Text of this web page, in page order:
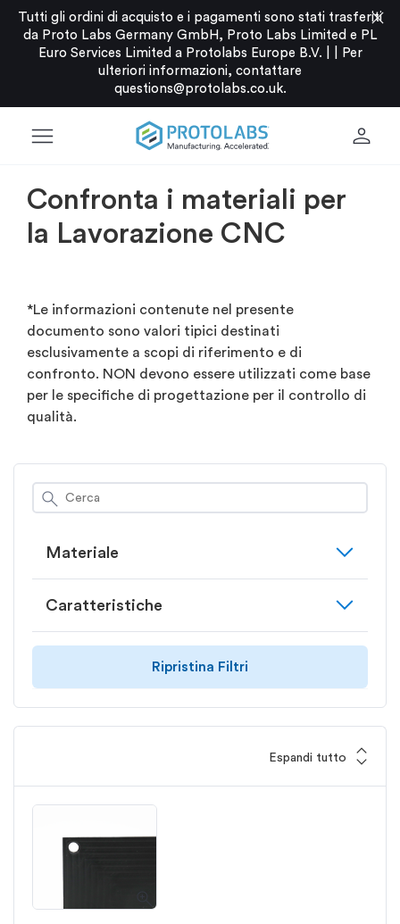
Tutti gli ordini di acquisto e i pagamenti sono stati trasferiti
da Proto Labs Germany GmbH, Proto Labs Limited e PL
Euro Services Limited a Protolabs Europe B.V. |
Per
ulteriori informazioni, contattare
questions@protolabs.co.uk.
close
menu person
Confronta i materiali per
la Lavorazione CNC
*Le informazioni contenute nel presente
documento sono valori tipici destinati
esclusivamente a scopi di riferimento e di
confronto. NON devono essere utilizzati come base
per le specifiche di progettazione per il controllo di
qualità.
search
Materiale expand_more
Caratteristiche expand_more
Ripristina Filtri
Espandi tutto expand_all